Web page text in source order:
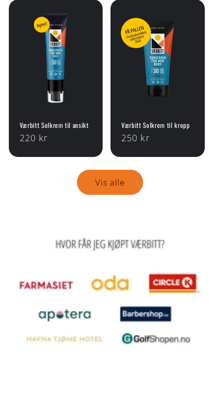
Værbitt Solkrem til ansikt
Vanlig
220 kr
Værbitt Solkrem til kropp
Vanlig
250 kr
Vis alle